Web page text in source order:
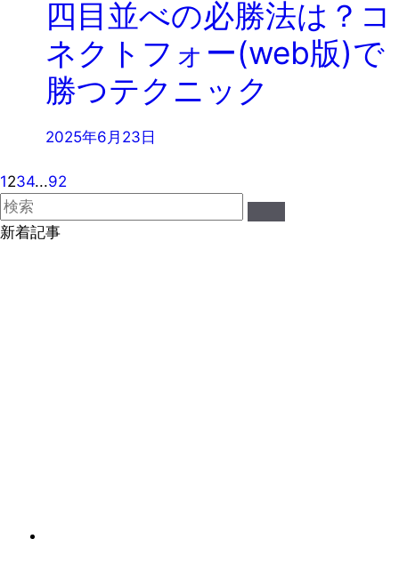
四目並べの必勝法は？コ
ネクトフォー(web版)で
勝つテクニック
2025年6月23日
1234...92
新着記事